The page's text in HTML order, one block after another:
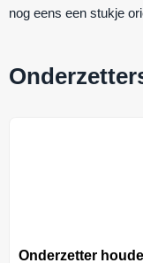
nog eens een stukje
Onderzetter